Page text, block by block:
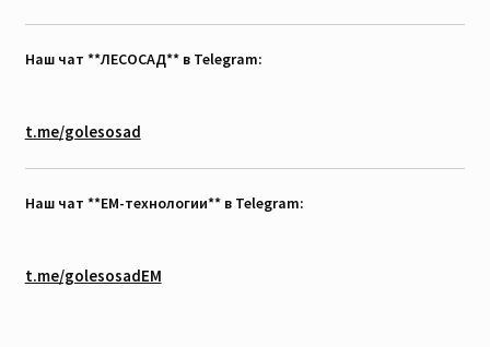
Наш чат **ЛЕСОСАД** в Telegram:
t.me/golesosad
Наш чат **EM-технологии** в Telegram:
t.me/golesosadEM